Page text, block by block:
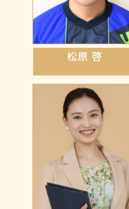
松原 啓